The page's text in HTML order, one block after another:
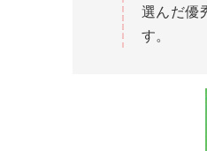
選んだ優
す。